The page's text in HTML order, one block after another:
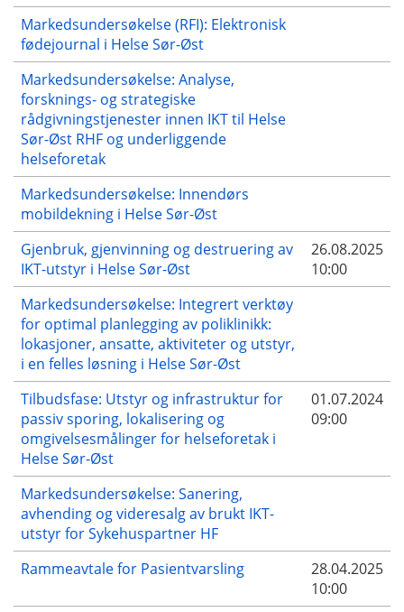
Markedsundersøkelse (RFI): Elektronisk
fødejournal i Helse Sør-Øst
Markedsundersøkelse: Analyse,
forsknings- og strategiske
rådgivningstjenester innen IKT til Helse
Sør-Øst RHF og underliggende
helseforetak
Markedsundersøkelse: Innendørs
mobildekning i Helse Sør-Øst
Gjenbruk, gjenvinning og destruering av
IKT-utstyr i Helse Sør-Øst
26.08.2025
10:00
Markedsundersøkelse: Integrert verktøy
for optimal planlegging av poliklinikk:
lokasjoner, ansatte, aktiviteter og utstyr,
i en felles løsning i Helse Sør-Øst
Tilbudsfase: Utstyr og infrastruktur for
passiv sporing, lokalisering og
omgivelsesmålinger for helseforetak i
Helse Sør-Øst
01.07.2024
09:00
Markedsundersøkelse: Sanering,
avhending og videresalg av brukt IKT-
utstyr for Sykehuspartner HF
Rammeavtale for Pasientvarsling
28.04.2025
10:00